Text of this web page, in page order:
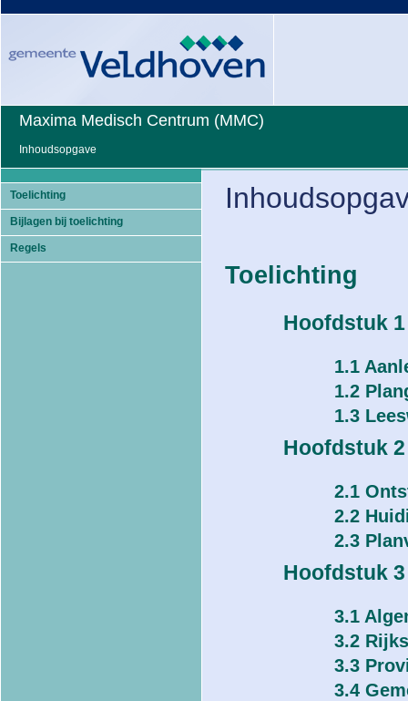
Maxima Medisch Centrum (MMC)
Inhoudsopgave
Toelichting
Bijlagen bij toelichting
Regels
Toelichting
Hoofdstuk
1.1
1.2
1.3
Hoofdstuk
2.1
2.2
2.3
Hoofdstuk
3.1
3.2
3.3
3.4